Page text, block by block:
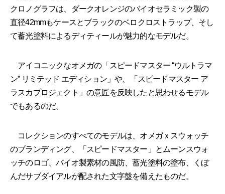
クロノグラフは、ダークオレンジのバイオセラミック製の
直径42mmもケースとブラックのベロクロストラップ、そし
て蓄光塗料によるディティールが魅力的なモデルだ。
アイコニックなオメガの「スピードマスター “ウルトラマ
ン” リミテッド エディション」や、「スピードマスター ア
ラスカプロジェクト」の意匠を反映したと思わせるモデル
でもあるのだ。
コレクションのすべてのモデルは、オメガｘスウォッチ
のブランディング、「スピードマスター」とムーンスウォ
ッチのロゴ、バイオ製素材の風防、蓄光塗料の塗布、くぼ
んだサブダイアルが配された文字盤を備えたものだ。